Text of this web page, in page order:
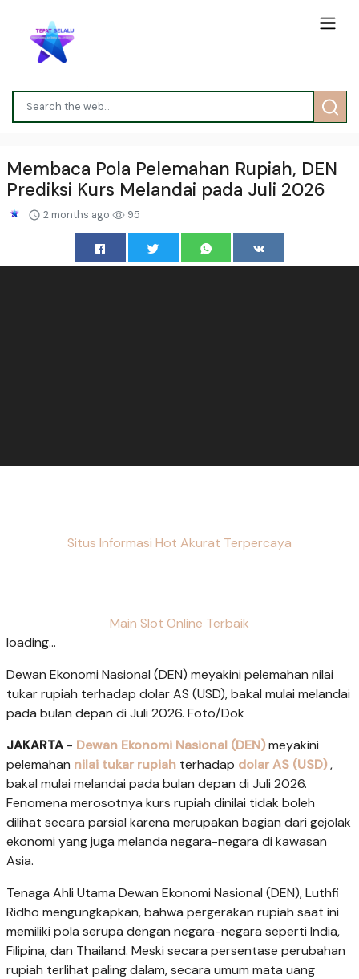
Membaca Pola Pelemahan Rupiah, DEN
Prediksi Kurs Melandai pada Juli 2026
2 months ago 95
Situs Informasi Hot Akurat Terpercaya
Main Slot Online Terbaik
loading...
Dewan Ekonomi Nasional (DEN) meyakini pelemahan nilai
tukar rupiah terhadap dolar AS (USD), bakal mulai melandai
pada bulan depan di Juli 2026. Foto/Dok
JAKARTA - Dewan Ekonomi Nasional (DEN)meyakini
pelemahan nilai tukar rupiah terhadap dolar AS (USD),
bakal mulai melandai pada bulan depan di Juli 2026.
Fenomena merosotnya kurs rupiah dinilai tidak boleh
dilihat secara parsial karena merupakan bagian dari gejolak
ekonomi yang juga melanda negara-negara di kawasan
Asia.
Tenaga Ahli Utama Dewan Ekonomi Nasional (DEN), Luthfi
Ridho mengungkapkan, bahwa pergerakan rupiah saat ini
memiliki pola serupa dengan negara-negara seperti India,
Filipina, dan Thailand. Meski secara persentase perubahan
rupiah terlihat paling dalam, secara umum mata uang